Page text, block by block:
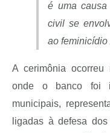
é uma causa
civil se
ao feminicídio
A cerimônia ocorreu
onde o banco foi
municipais,
ligadas à defesa